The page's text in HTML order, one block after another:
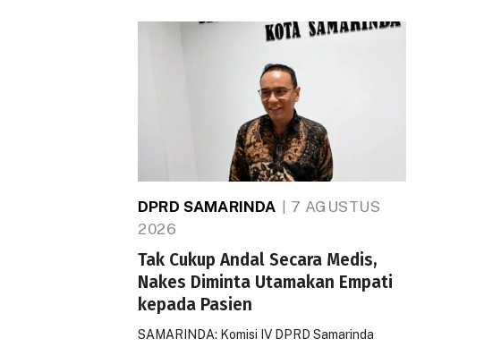
DPRD SAMARINDA
7 AGUSTUS
2026
Tak Cukup Andal Secara Medis,
Nakes Diminta Utamakan Empati
kepada Pasien
SAMARINDA: Komisi IV DPRD Samarinda